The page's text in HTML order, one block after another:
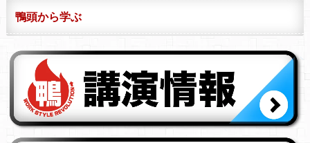
鴨頭から学ぶ